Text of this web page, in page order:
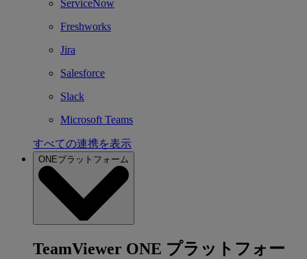
ServiceNow
Freshworks
Jira
Salesforce
Slack
Microsoft Teams
すべての連携を表示
ONEプラットフォーム
TeamViewer ONE プラットフォー